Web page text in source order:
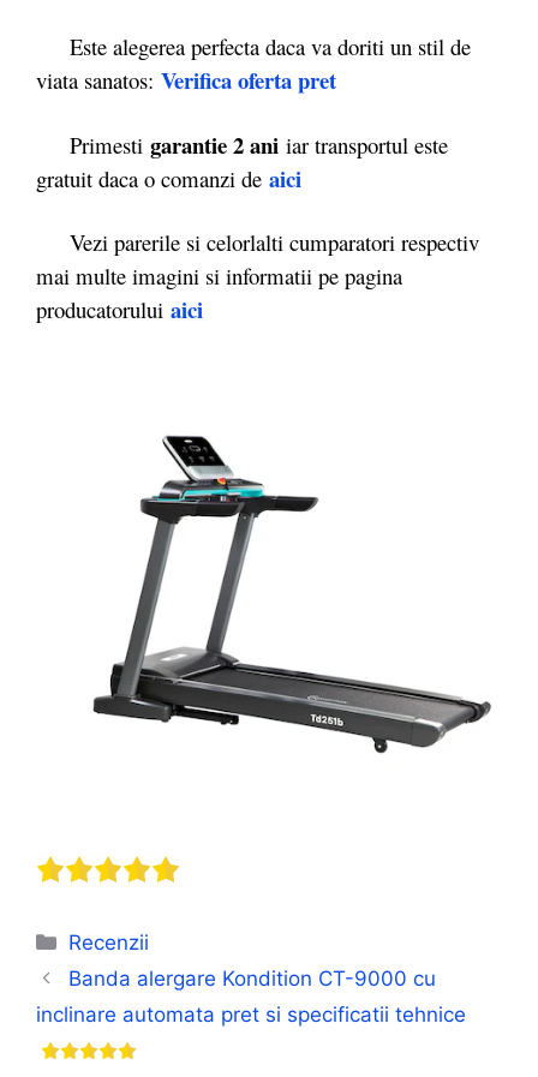
Este alegerea perfecta daca va doriti un stil de
viata sanatos: Verifica oferta pret
Primesti garantie 2 ani iar transportul este
gratuit daca o comanzi de aici
Vezi parerile si celorlalti cumparatori respectiv
mai multe imagini si informatii pe pagina
producatorului aici
Categorii
Recenzii
Banda alergare Kondition CT-9000 cu
inclinare automata pret si specificatii tehnice